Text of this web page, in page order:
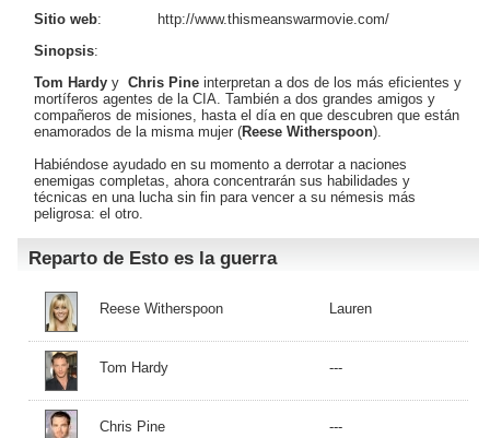
Sitio web:
http://www.thismeanswarmovie.com/
Sinopsis:
Tom Hardy y Chris Pine interpretan a dos de los más eficientes y
mortíferos agentes de la CIA. También a dos grandes amigos y
compañeros de misiones, hasta el día en que descubren que están
enamorados de la misma mujer (Reese Witherspoon).
Habiéndose ayudado en su momento a derrotar a naciones
enemigas completas, ahora concentrarán sus habilidades y
técnicas en una lucha sin fin para vencer a su némesis más
peligrosa: el otro.
Reparto de Esto es la guerra
Reese Witherspoon Lauren
Tom Hardy ---
Chris Pine ---